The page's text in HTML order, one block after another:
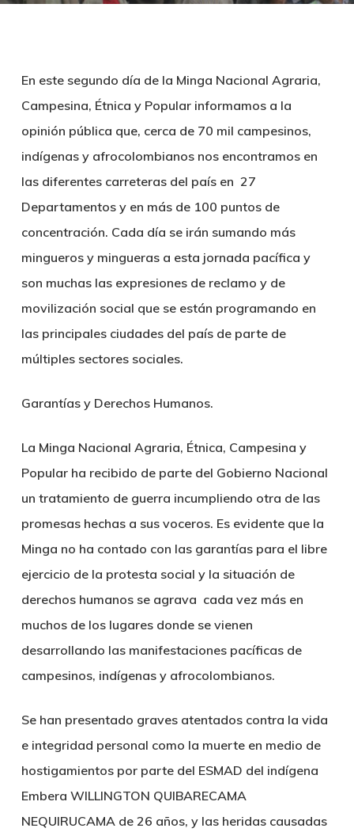
En este segundo día de la Minga Nacional Agraria,
Campesina, Étnica y Popular informamos a la
opinión pública que, cerca de 70 mil campesinos,
indígenas y afrocolombianos nos encontramos en
las diferentes carreteras del país en 27
Departamentos y en más de 100 puntos de
concentración. Cada día se irán sumando más
mingueros y mingueras a esta jornada pacífica y
son muchas las expresiones de reclamo y de
movilización social que se están programando en
las principales ciudades del país de parte de
múltiples sectores sociales.
Garantías y Derechos Humanos.
La Minga Nacional Agraria, Étnica, Campesina y
Popular ha recibido de parte del Gobierno Nacional
un tratamiento de guerra incumpliendo otra de las
promesas hechas a sus voceros. Es evidente que la
Minga no ha contado con las garantías para el libre
ejercicio de la protesta social y la situación de
derechos humanos se agrava cada vez más en
muchos de los lugares donde se vienen
desarrollando las manifestaciones pacíficas de
campesinos, indígenas y afrocolombianos.
Se han presentado graves atentados contra la vida
e integridad personal como la muerte en medio de
hostigamientos por parte del ESMAD del indígena
Embera WILLINGTON QUIBARECAMA
NEQUIRUCAMA de 26 años, y las heridas causadas